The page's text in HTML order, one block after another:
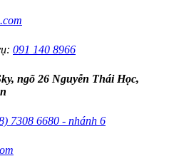
091 140 8966
ngõ 26 Nguyễn Thái Học,
7308 6680 - nhánh 6